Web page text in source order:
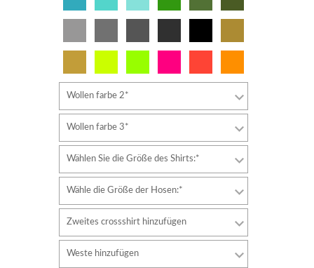
Wollen farbe 2*
Wollen farbe 3*
Wählen Sie die Größe des Shirts:*
Wähle die Größe der Hosen:*
Zweites crossshirt hinzufügen
Weste hinzufügen